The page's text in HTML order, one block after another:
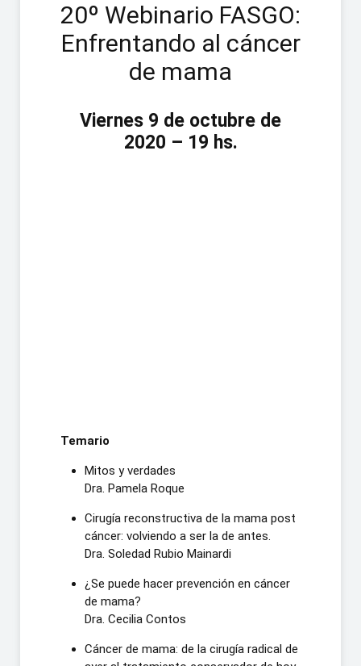
20º Webinario FASGO:
Enfrentando al cáncer
de mama
Viernes 9 de octubre de
2020 – 19 hs.
Temario
Mitos y verdades
Dra. Pamela Roque
Cirugía reconstructiva de la mama post
cáncer: volviendo a ser la de antes.
Dra. Soledad Rubio Mainardi
¿Se puede hacer prevención en cáncer
de mama?
Dra. Cecilia Contos
Cáncer de mama: de la cirugía radical de